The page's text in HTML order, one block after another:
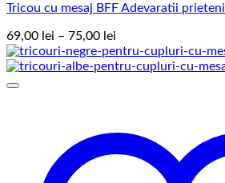
Tricou cu mesaj BFF Adevaratii prieteni
69,00 lei – 75,00 lei
de
prețuri: